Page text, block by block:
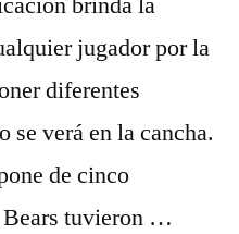
jugador por la
diferentes
se verá en la cancha.
de cinco
Bears tuvieron …